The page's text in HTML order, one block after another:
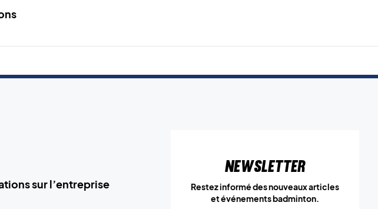
sur l’entreprise
Newsletter
Restez informé des nouveaux articles
et événements badminton.